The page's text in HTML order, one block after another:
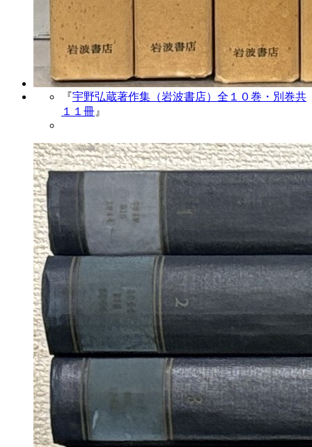
『宇野弘蔵著作集（岩波書店）全１０巻・別巻共
１１冊 』